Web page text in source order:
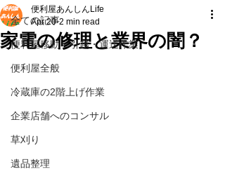
全ての記事
便利屋移動・引越・運送作業
便利屋全般
冷蔵庫の2階上げ作業
企業店舗へのコンサル
草刈り
遺品整理
家電の修理と業界の闇？
便利屋あんしんLife
Apr 20 2 min read